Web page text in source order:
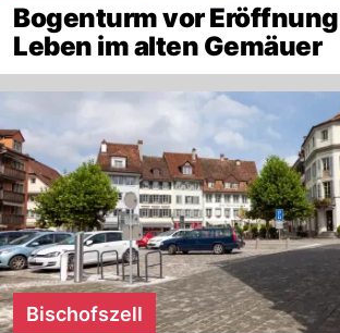
Bogenturm vor
Leben im alten Gemäuer
Bischofszell